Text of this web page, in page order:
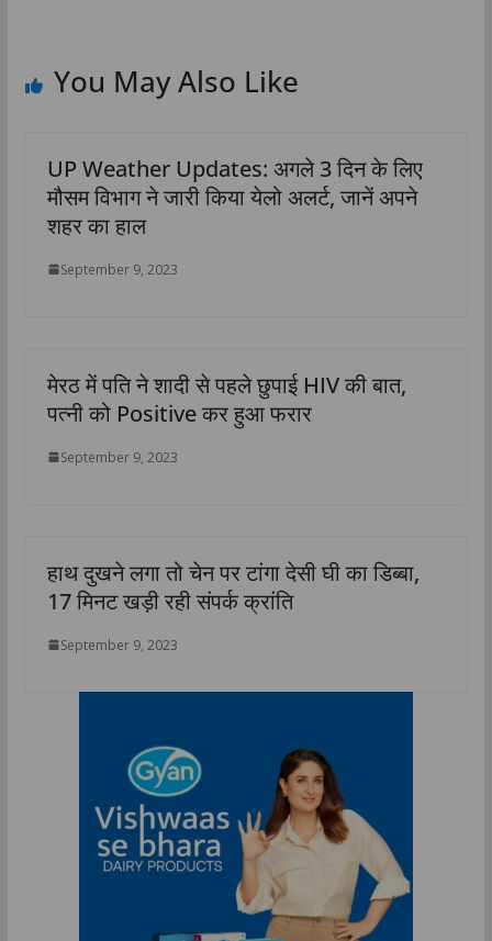
You May Also Like
UP Weather Updates: अगले 3 दिन के लिए
मौसम विभाग ने जारी किया येलो अलर्ट, जानें अपने
शहर का हाल
September 9, 2023
मेरठ में पति ने शादी से पहले छुपाई HIV की बात,
पत्‍नी को Positive कर हुआ फरार
September 9, 2023
हाथ दुखने लगा तो चेन पर टांगा देसी घी का डिब्बा,
17 मिनट खड़ी रही संपर्क क्रांति
September 9, 2023